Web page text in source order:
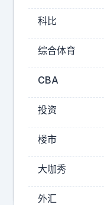
孕
2026-
08-
02
19:32
九
儿
说
情
感
啊
科比
综合体育
CBA
投资
楼市
大咖秀
外汇